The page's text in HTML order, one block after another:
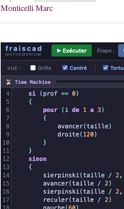
Monticelli Marc